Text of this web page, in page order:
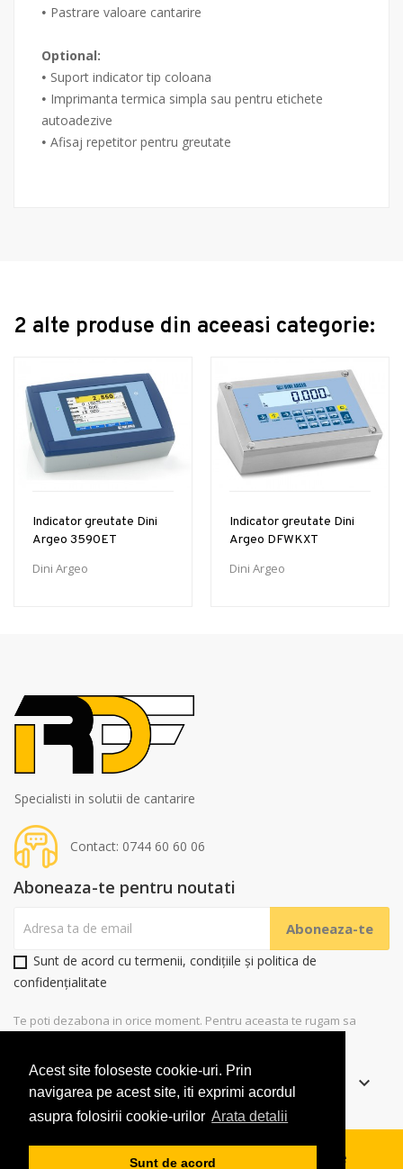
Acest site foloseste cookie-uri. Prin
navigarea pe acest site, iti exprimi acordul
asupra folosirii cookie-urilor Arata detalii
Sunt de acord
• Pastrare valoare cantarire
Optional:
• Suport indicator tip coloana
• Imprimanta termica simpla sau pentru etichete
autoadezive
• Afisaj repetitor pentru greutate
2 alte produse din aceeasi categorie:
Indicator greutate Dini
Argeo 3590ET
Dini Argeo
Indicator greutate Dini
Argeo DFWKXT
Dini Argeo
Specialisti in solutii de cantarire
Contact: 0744 60 60 06
Aboneaza-te pentru noutati
Sunt de acord cu termenii, condițiile și politica de
confidențialitate
Te poti dezabona in orice moment. Pentru aceasta te rugam sa
Informatii keyboard_arrow_down
2019 RaDeFi Solutions SRL. Toate drepturile